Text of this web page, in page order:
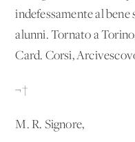
indefessamente al
alunni. Tornato a
Card. Corsi,
¬†
M. R. Signore,